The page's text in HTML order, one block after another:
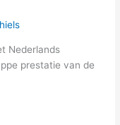
Nederlands
prestatie van de